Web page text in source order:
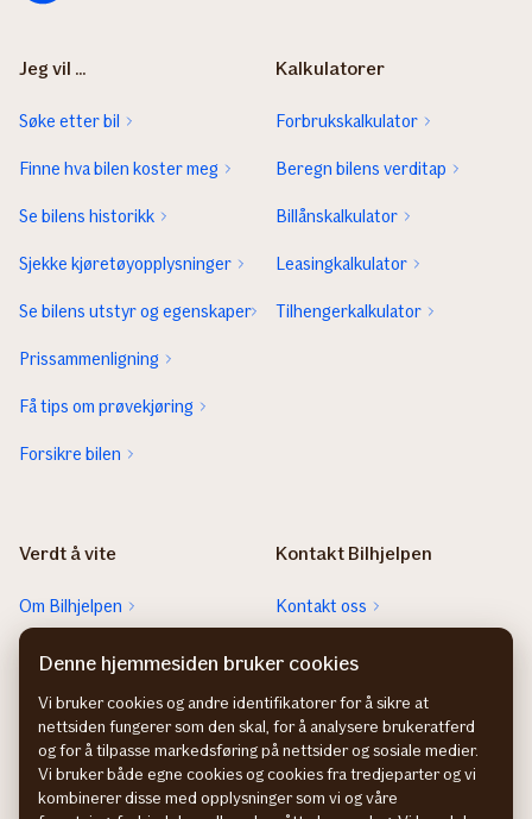
Jeg vil ...
Søke etter bil
Finne hva bilen koster meg
Se bilens historikk
Sjekke kjøretøyopplysninger
Se bilens utstyr og egenskaper
Prissammenligning
Få tips om prøvekjøring
Forsikre bilen
Kalkulatorer
Forbrukskalkulator
Beregn bilens verditap
Billånskalkulator
Leasingkalkulator
Tilhengerkalkulator
Verdt å vite
Om Bilhjelpen
Sjekk neste EU-kontroll
Sjekk heftelser
Hvem eier bilen?
Kontakt Bilhjelpen
Kontakt oss
Rett feil fra FINN-annonsen
Denne hjemmesiden bruker cookies
Vi bruker cookies og andre identifikatorer for å sikre at
nettsiden fungerer som den skal, for å analysere brukeratferd
og for å tilpasse markedsføring på nettsider og sosiale medier.
Vi bruker både egne cookies og cookies fra tredjeparter og vi
kombinerer disse med opplysninger som vi og våre